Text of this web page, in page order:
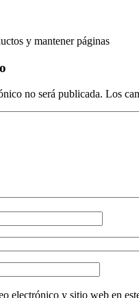
y mantener páginas
no será publicada. Los
electrónico y sitio web en